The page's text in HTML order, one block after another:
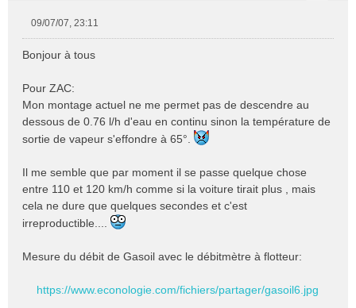
s
a
g
e
l
u
09/07/07, 23:11
Bonjour à tous
Pour ZAC:
Mon montage actuel ne me permet pas de descendre au
dessous de 0.76 l/h d'eau en continu sinon la température de
sortie de vapeur s'effondre à 65°.
Il me semble que par moment il se passe quelque chose
entre 110 et 120 km/h comme si la voiture tirait plus , mais
cela ne dure que quelques secondes et c'est
irreproductible....
Mesure du débit de Gasoil avec le débitmètre à flotteur:
https://www.econologie.com/fichiers/partager/gasoil6.jpg